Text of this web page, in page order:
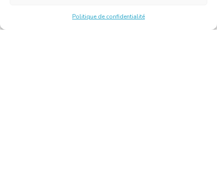
Politique de confidentialité